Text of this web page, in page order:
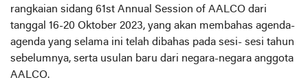
rangkaian sidang 61st Annual Session of AALCO dari
tanggal 16-20 Oktober 2023, yang akan membahas agenda-
agenda yang selama ini telah dibahas pada sesi- sesi tahun
sebelumnya, serta usulan baru dari negara-negara anggota
AALCO.